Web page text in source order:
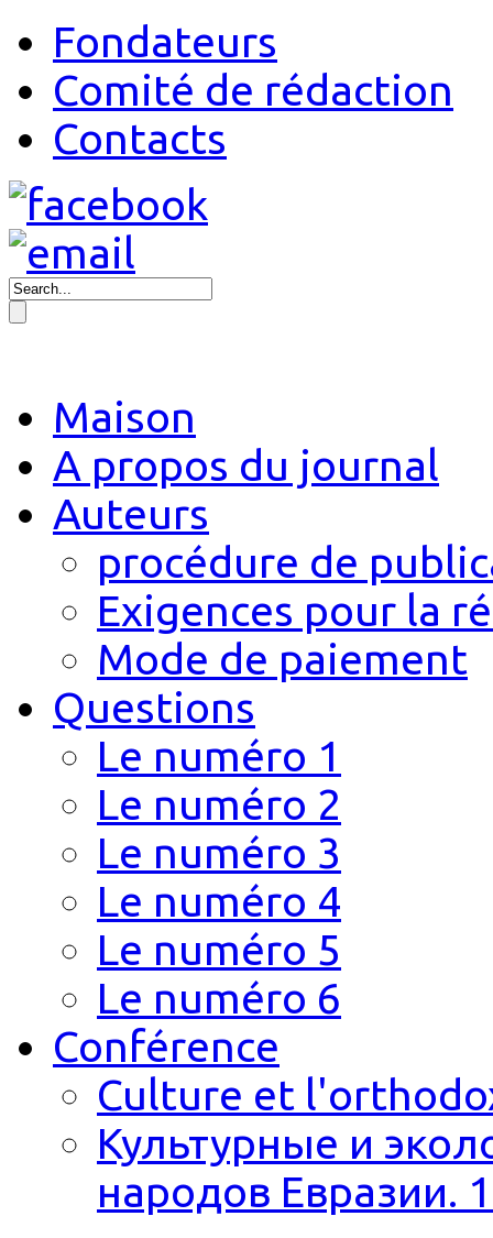
Fondateurs
Comité de rédaction
Contacts
Maison
A propos du journal
Auteurs
procédure de
Exigences pour la
Mode de paiement
Questions
Le numéro 1
Le numéro 2
Le numéro 3
Le numéro 4
Le numéro 5
Le numéro 6
Conférence
Culture et
Культурные и
народов Евразии.